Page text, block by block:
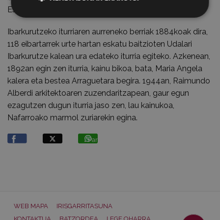
Espainiako txapelketan lortutako bigarren postua.
Ibarkurutzeko iturriaren aurreneko berriak 1884koak dira,
118 eibartarrek urte hartan eskatu baitzioten Udalari
Ibarkurutze kalean ura edateko iturria egiteko. Azkenean,
1892an egin zen iturria, kainu bikoa, bata, Maria Angela
kalera eta bestea Arraguetara begira. 1944an, Raimundo
Alberdi arkitektoaren zuzendaritzapean, gaur egun
ezagutzen dugun iturria jaso zen, lau kainukoa,
Nafarroako marmol zuriarekin egina.
Partekatu
WEB MAPA
IRISGARRITASUNA